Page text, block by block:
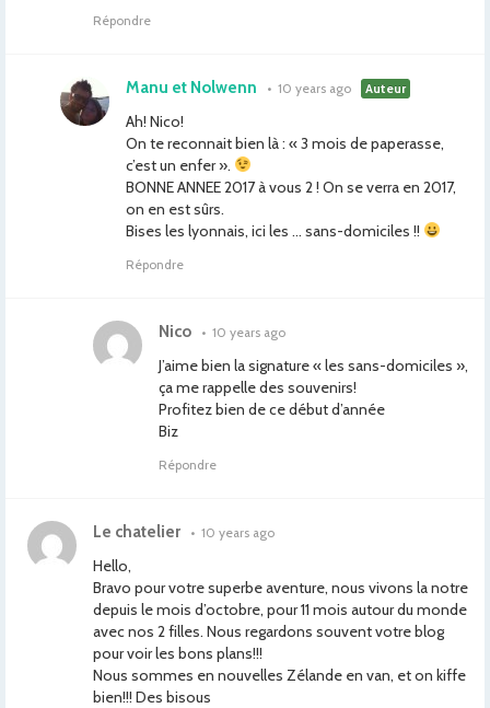
Répondre
Manu et Nolwenn • 10 years ago Auteur
Ah! Nico!
On te reconnait bien là : « 3 mois de paperasse,
c’est un enfer ».
BONNE ANNEE 2017 à vous 2 ! On se verra en 2017,
on en est sûrs.
Bises les lyonnais, ici les … sans-domiciles !!
Répondre
Nico • 10 years ago
J’aime bien la signature « les sans-domiciles »,
ça me rappelle des souvenirs!
Profitez bien de ce début d’année
Biz
Répondre
Le chatelier • 10 years ago
Hello,
Bravo pour votre superbe aventure, nous vivons la notre
depuis le mois d’octobre, pour 11 mois autour du monde
avec nos 2 filles. Nous regardons souvent votre blog
pour voir les bons plans!!!
Nous sommes en nouvelles Zélande en van, et on kiffe
bien!!! Des bisous